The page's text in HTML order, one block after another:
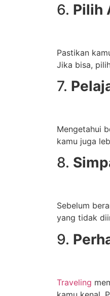
6. Pilih
Pastikan
Jika bisa,
7.
Mengetahui
kamu juga
8.
Sebelum
yang tidak
9.
Traveling